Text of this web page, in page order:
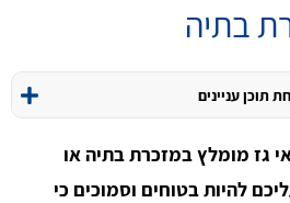
בתיה
תוכן עניינים
גז מומלץ במזכרת בתיה או
להיות בטוחים וסמוכים כי